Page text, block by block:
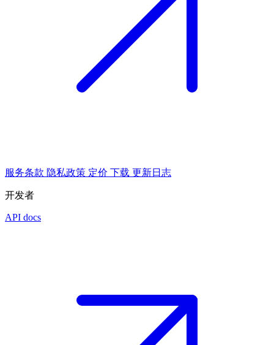
服务条款 隐私政策 定价 下载 更新日志
开发者
API docs